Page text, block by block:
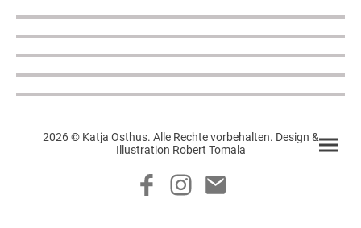
2026 © Katja Osthus. Alle Rechte vorbehalten. Design &
Illustration Robert Tomala